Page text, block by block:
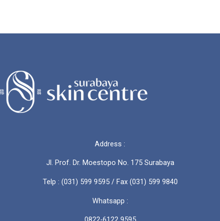
secara
Efektif
Address :
Jl. Prof. Dr. Moestopo No. 175 Surabaya
Telp : (031) 599 9595 / Fax (031) 599 9840
Whatsapp :